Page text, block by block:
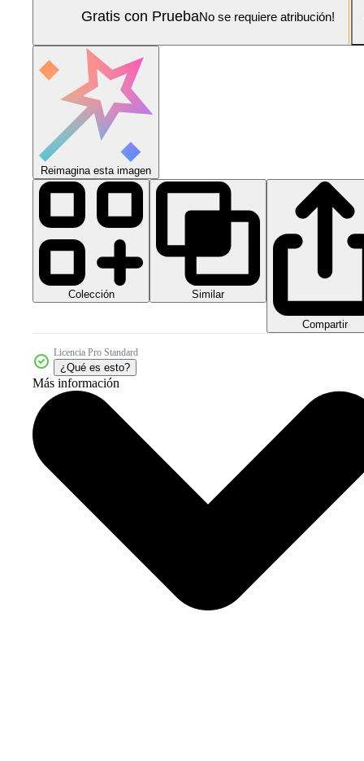
Gratis con PruebaNo se requiere atribución!
Reimagina esta imagen
Colección Similar
Compartir
Licencia Pro Standard
¿Qué es esto?
Más información